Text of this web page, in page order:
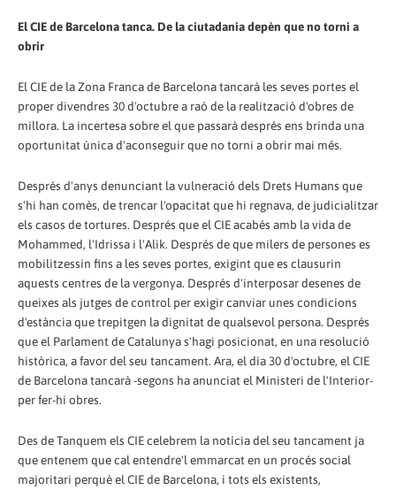
El CIE de Barcelona tanca. De la ciutadania depèn que no torni a
obrir
El CIE de la Zona Franca de Barcelona tancarà les seves portes el
proper divendres 30 d'octubre a raó de la realització d'obres de
millora. La incertesa sobre el que passarà després ens brinda una
oportunitat única d'aconseguir que no torni a obrir mai més.
Després d'anys denunciant la vulneració dels Drets Humans que
s'hi han comès, de trencar l'opacitat que hi regnava, de judicialitzar
els casos de tortures. Després que el CIE acabés amb la vida de
Mohammed, l'Idrissa i l'Alik. Després de que milers de persones es
mobilitzessin fins a les seves portes, exigint que es clausurin
aquests centres de la vergonya. Després d'interposar desenes de
queixes als jutges de control per exigir canviar unes condicions
d'estància que trepitgen la dignitat de qualsevol persona. Després
que el Parlament de Catalunya s'hagi posicionat, en una resolució
històrica, a favor del seu tancament. Ara, el dia 30 d'octubre, el CIE
de Barcelona tancarà -segons ha anunciat el Ministeri de l'Interior-
per fer-hi obres.
Des de Tanquem els CIE celebrem la notícia del seu tancament ja
que entenem que cal entendre'l emmarcat en un procés social
majoritari perquè el CIE de Barcelona, i tots els existents,